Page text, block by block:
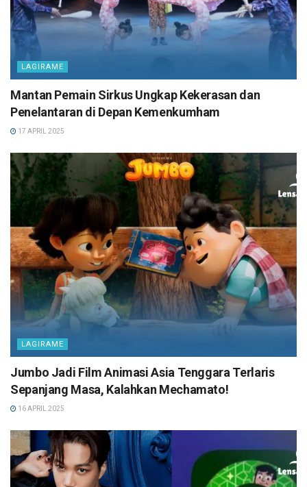
LAGIRAME
Mantan Pemain Sirkus Ungkap Kekerasan dan
Penelantaran di Depan Kemenkumham
17 APRIL 2025
LAGIRAME
Jumbo Jadi Film Animasi Asia Tenggara Terlaris
Sepanjang Masa, Kalahkan Mechamato!
16 APRIL 2025